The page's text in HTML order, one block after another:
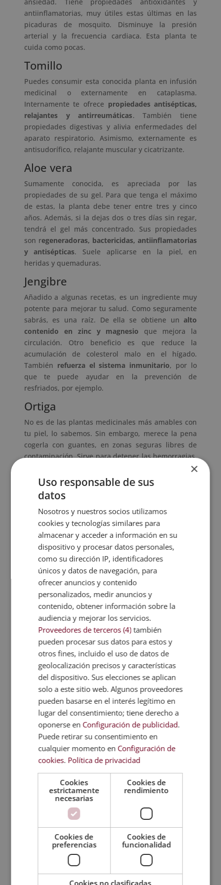
antiinflamatorias, muy útiles estas últimas en las
picaduras de mosquito. Disminuye la presión
arterial y la frecuencia cardiaca. Esta planta te
cuida como pocas.
Tomillo
Puedes consumir esta conocida planta en infusión
medicinal o externamente en cataplasma.
Internamente te ofrece propiedades antisépticas,
relajantes y antirreumáticas. También tiene
propiedades digestivas y alivia enfermedades del
aparato respiratorio. Asimismo, externamente es
antisudorífico, relajante muscular y cicatrizante.
Aloe vera
Sumamente conocida, es apreciada por las
propiedades de su gel. Para que tenga el máximo
de estas, la planta debe tener entre tres y cinco
años. Además, si la dejas dos o tres días sin regar,
tendrá el gel más concentrado. Sus propiedades
son regeneradoras, bactericidas, antiinflamatorias
y antisépticas. Suele aplicarse en la piel, en
heridas y quemaduras.
Jengibre
Añadido a algunas recetas, es un ingrediente muy
potente para mejorar tu salud. Como seguramente
sabrás, es una raíz. De ella se obtiene un alto
contenido en zinc y magnesio que mejora la
circulación. Otro beneficio es que reduce la
acumulación de colesterol malo en el hígado.
También refuerza el sistema inmunitario, por lo
que te puede ayudar en la prevención de
resfriados, por ejemplo.
Ortiga
No es de las plantas medicinales más amables con
tu piel, lo sabemos. Sin embargo, merece la pena
cogerla con guantes, en zonas seguras libres de
contaminación. Sirve para detener las hemorragias,
. Mejora el sistema
digestivo y, por su contenido en mucílagos, actúa
como laxante. Además, su contenido en clorofila
estimula la formación de glóbulos rojos. Es un gran
remedio natural. Realmente, no se merece tener
mala fama solo por ser urticante.
Técnico Auxiliar de Farmacia + Técnico Auxiliar
de Óptica
Eucalipto
Posee un olor refrescante y es usado de diversas
maneras. Sus hojas frescas se usan para hacer
aceite esencial y sus hojas secas para tomar en
infusión. Es muy útil para calmar los síntomas del
resfriado y la gripe. Despeja las vías respiratorias y
tienepropiedades antisépticas y desinfectantes
Por ello, es usado tanto para las afecciones
respiratorias como para desinfectar heridas en la
Menta
No solo aporta un sabor delicioso, esta planta tiene
mucho que ofrecer. Calma infecciones, erupciones,
quemaduras y heridas en la piel. Ayuda a que
cicatricen y no se infecten.
congestióndel sistema respiratorio, así que te
ayudará en resfriados y tos. También es una buena
aliada contra la flatulencia y la distensión
. Si haces alguna comida demasiado
copiosa, te sentará bien tomar un poco de menta
en infusión.
Otro uso que no es tan conocido de la menta es el
de tranquilizante.
Reduce la ansiedad y el estrés
favoreciendo el descanso.
×
Uso responsable de sus
datos
Nosotros y nuestros socios utilizamos
cookies y tecnologías similares para
almacenar y acceder a información en su
dispositivo y procesar datos personales,
como su dirección IP, identificadores
únicos y datos de navegación, para
ofrecer anuncios y contenido
personalizados, medir anuncios y
contenido, obtener información sobre la
audiencia y mejorar los servicios.
Proveedores de terceros (4) también
pueden procesar sus datos para estos y
otros fines, incluido el uso de datos de
geolocalización precisos y características
del dispositivo. Sus elecciones se aplican
solo a este sitio web. Algunos proveedores
pueden basarse en el interés legítimo en
lugar del consentimiento; tiene derecho a
oponerse en Configuración de publicidad.
Puede retirar su consentimiento en
cualquier momento en Configuración de
cookies. Política de privacidad
Cookies
estrictamente
necesarias
Cookies de
rendimiento
Cookies de
preferencias
Cookies de
funcionalidad
Cookies no clasificadas